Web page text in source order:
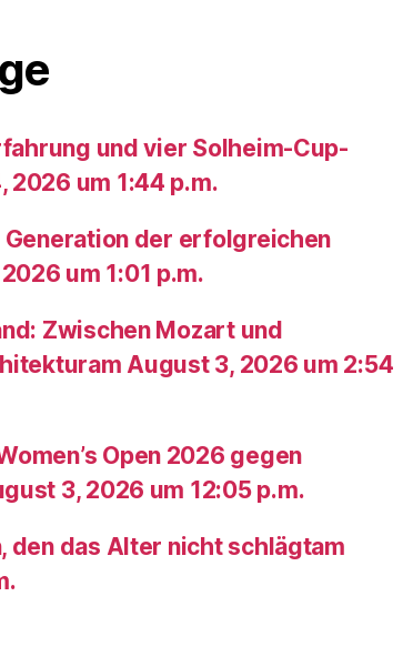
und vier Solheim-Cup-
2026 um 1:44 p.m.
Generation der erfolgreichen
um 1:01 p.m.
Zwischen Mozart und
August 3, 2026 um 2:54
Open 2026 gegen
3, 2026 um 12:05 p.m.
den das Alter nicht schlägtam